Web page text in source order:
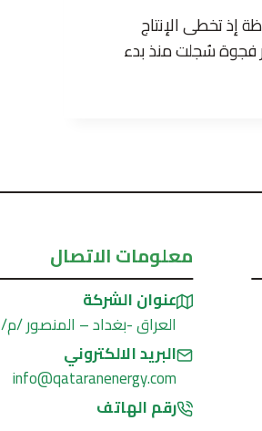
إذ تخطى الإنتاج
حرارية بريطانية في عام 2023، وهي أكبر فجوة سُجلت منذ بدء
معلومات الاتصال
عنوان الشركة
العراق -بغداد – المنصور /م/ 607 /ز/19/د/16
البريد الالكتروني
info@qataranenergy.com
رقم الهاتف